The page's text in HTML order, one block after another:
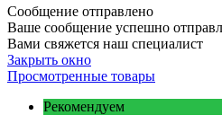
Сообщение отправлено
Ваше сообщение успешно
Вами свяжется наш специалист
Закрыть окно
Просмотренные товары
Рекомендуем